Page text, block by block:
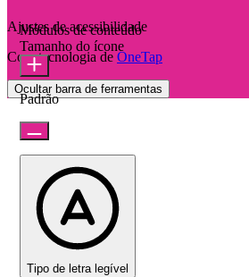
Ajustes de acessibilidade
Com tecnologia de OneTap
Ocultar barra de ferramentas
Módulos de conteúdo
Tamanho do ícone
Padrão
Tipo de letra legível